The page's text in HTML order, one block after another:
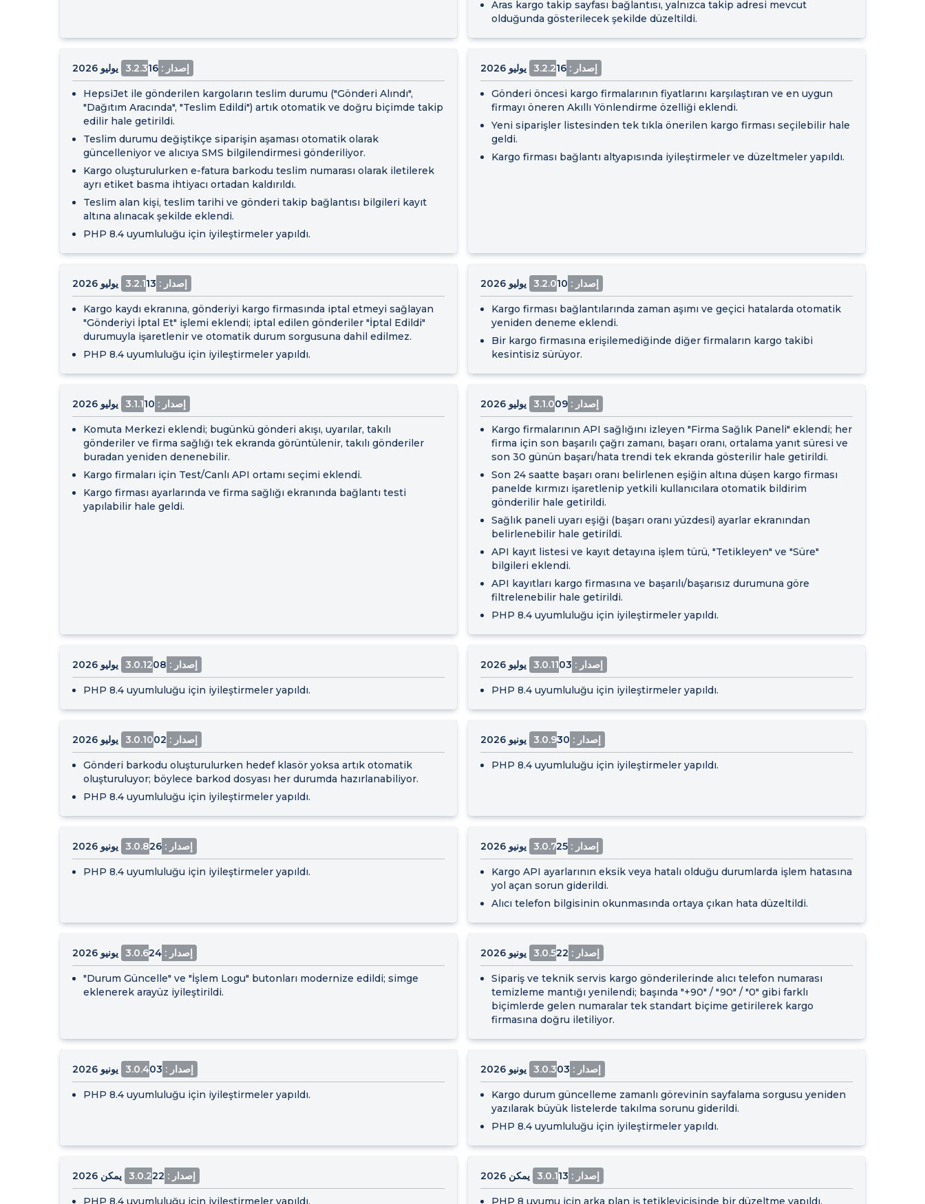
Aras kargo takip sayfası bağlantısı, yalnızca takip adresi mevcut
olduğunda gösterilecek şekilde düzeltildi.
إصدار : 3.2.3 16 يوليو 2026
HepsiJet ile gönderilen kargoların teslim durumu ("Gönderi Alındı",
"Dağıtım Aracında", "Teslim Edildi") artık otomatik ve doğru biçimde takip
edilir hale getirildi.
Teslim durumu değiştikçe siparişin aşaması otomatik olarak
güncelleniyor ve alıcıya SMS bilgilendirmesi gönderiliyor.
Kargo oluşturulurken e-fatura barkodu teslim numarası olarak iletilerek
ayrı etiket basma ihtiyacı ortadan kaldırıldı.
Teslim alan kişi, teslim tarihi ve gönderi takip bağlantısı bilgileri kayıt
altına alınacak şekilde eklendi.
PHP 8.4 uyumluluğu için iyileştirmeler yapıldı.
إصدار : 3.2.2 16 يوليو 2026
Gönderi öncesi kargo firmalarının fiyatlarını karşılaştıran ve en uygun
firmayı öneren Akıllı Yönlendirme özelliği eklendi.
Yeni siparişler listesinden tek tıkla önerilen kargo firması seçilebilir hale
geldi.
Kargo firması bağlantı altyapısında iyileştirmeler ve düzeltmeler yapıldı.
إصدار : 3.2.1 13 يوليو 2026
Kargo kaydı ekranına, gönderiyi kargo firmasında iptal etmeyi sağlayan
"Gönderiyi İptal Et" işlemi eklendi; iptal edilen gönderiler "İptal Edildi"
durumuyla işaretlenir ve otomatik durum sorgusuna dahil edilmez.
PHP 8.4 uyumluluğu için iyileştirmeler yapıldı.
إصدار : 3.2.0 10 يوليو 2026
Kargo firması bağlantılarında zaman aşımı ve geçici hatalarda otomatik
yeniden deneme eklendi.
Bir kargo firmasına erişilemediğinde diğer firmaların kargo takibi
kesintisiz sürüyor.
إصدار : 3.1.1 10 يوليو 2026
Komuta Merkezi eklendi; bugünkü gönderi akışı, uyarılar, takılı
gönderiler ve firma sağlığı tek ekranda görüntülenir, takılı gönderiler
buradan yeniden denenebilir.
Kargo firmaları için Test/Canlı API ortamı seçimi eklendi.
Kargo firması ayarlarında ve firma sağlığı ekranında bağlantı testi
yapılabilir hale geldi.
إصدار : 3.1.0 09 يوليو 2026
Kargo firmalarının API sağlığını izleyen "Firma Sağlık Paneli" eklendi; her
firma için son başarılı çağrı zamanı, başarı oranı, ortalama yanıt süresi ve
son 30 günün başarı/hata trendi tek ekranda gösterilir hale getirildi.
Son 24 saatte başarı oranı belirlenen eşiğin altına düşen kargo firması
panelde kırmızı işaretlenip yetkili kullanıcılara otomatik bildirim
gönderilir hale getirildi.
Sağlık paneli uyarı eşiği (başarı oranı yüzdesi) ayarlar ekranından
belirlenebilir hale getirildi.
API kayıt listesi ve kayıt detayına işlem türü, "Tetikleyen" ve "Süre"
bilgileri eklendi.
API kayıtları kargo firmasına ve başarılı/başarısız durumuna göre
filtrelenebilir hale getirildi.
PHP 8.4 uyumluluğu için iyileştirmeler yapıldı.
إصدار : 3.0.12 08 يوليو 2026
PHP 8.4 uyumluluğu için iyileştirmeler yapıldı.
إصدار : 3.0.11 03 يوليو 2026
PHP 8.4 uyumluluğu için iyileştirmeler yapıldı.
إصدار : 3.0.10 02 يوليو 2026
Gönderi barkodu oluşturulurken hedef klasör yoksa artık otomatik
oluşturuluyor; böylece barkod dosyası her durumda hazırlanabiliyor.
PHP 8.4 uyumluluğu için iyileştirmeler yapıldı.
إصدار : 3.0.9 30 يونيو 2026
PHP 8.4 uyumluluğu için iyileştirmeler yapıldı.
إصدار : 3.0.8 26 يونيو 2026
PHP 8.4 uyumluluğu için iyileştirmeler yapıldı.
إصدار : 3.0.7 25 يونيو 2026
Kargo API ayarlarının eksik veya hatalı olduğu durumlarda işlem hatasına
yol açan sorun giderildi.
Alıcı telefon bilgisinin okunmasında ortaya çıkan hata düzeltildi.
إصدار : 3.0.6 24 يونيو 2026
"Durum Güncelle" ve "İşlem Logu" butonları modernize edildi; simge
eklenerek arayüz iyileştirildi.
إصدار : 3.0.5 22 يونيو 2026
Sipariş ve teknik servis kargo gönderilerinde alıcı telefon numarası
temizleme mantığı yenilendi; başında "+90" / "90" / "0" gibi farklı
biçimlerde gelen numaralar tek standart biçime getirilerek kargo
firmasına doğru iletiliyor.
إصدار : 3.0.4 03 يونيو 2026
PHP 8.4 uyumluluğu için iyileştirmeler yapıldı.
إصدار : 3.0.3 03 يونيو 2026
Kargo durum güncelleme zamanlı görevinin sayfalama sorgusu yeniden
yazılarak büyük listelerde takılma sorunu giderildi.
PHP 8.4 uyumluluğu için iyileştirmeler yapıldı.
إصدار : 3.0.2 22 يمكن 2026
PHP 8.4 uyumluluğu için iyileştirmeler yapıldı.
إصدار : 3.0.1 13 يمكن 2026
PHP 8 uyumu için arka plan iş tetikleyicisinde bir düzeltme yapıldı.